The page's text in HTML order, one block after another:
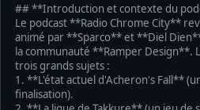
## **Introduction et contexte du
Le podcast **Radio Chrome City**
animé par **Sparco** et **Diel
la communauté **Ramper Design**.
trois grands sujets :
1. **L'état actuel d'Acheron's Fall**
finalisation).